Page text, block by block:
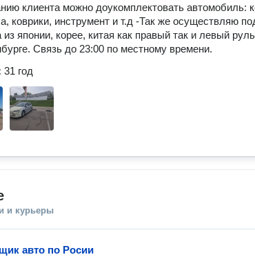
клиента можно доукомплектовать автомобиль:
коврики, инструмент и т.д -Так же осуществляю
из японии, корее, китая как правый так и левый
Связь до 23:00 по местному времени.
31 год
и курьеры
авто по Росии